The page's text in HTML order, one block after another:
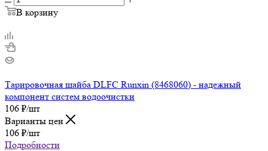
В корзину
Тарировочная шайба DLFC Runxin (8468060) - надежный
компонент систем водоочистки
106 ₽/шт
Варианты цен
106 ₽/шт
Подробности